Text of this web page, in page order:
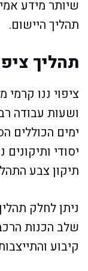
שיותר מידע
תהליך היישום.
תהליך
ציפוי ננו
ושעות עבודה
ימים הכוללים
יסודי
תיקון צבע
ניתן לחלק
שלב הכנות
קיבוע